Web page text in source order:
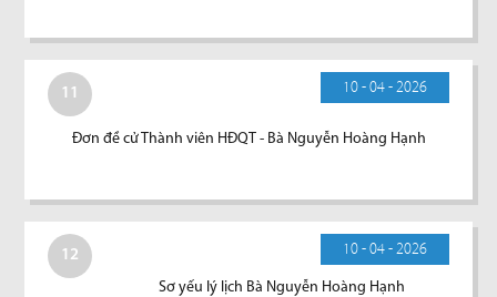
11 10 - 04 - 2026
Đơn đề cử Thành viên HĐQT - Bà Nguyễn Hoàng Hạnh
12 10 - 04 - 2026
Sơ yếu lý lịch Bà Nguyễn Hoàng Hạnh